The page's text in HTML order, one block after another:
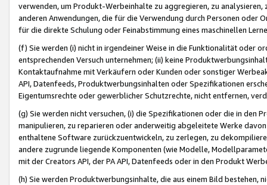
verwenden, um Produkt-Werbeinhalte zu aggregieren, zu
anderen Anwendungen, die für die Verwendung durch Personen
für die direkte Schulung oder Feinabstimmung eines maschinellen
(f) Sie werden (i) nicht in irgendeiner Weise in die Funktionalität oder
entsprechenden Versuch unternehmen; (ii) keine
Kontaktaufnahme mit Verkäufern oder Kunden oder sonstiger
API, Datenfeeds, Produktwerbungsinhalten oder Spezifikationen
Eigentumsrechte oder gewerblicher Schutzrechte, nicht entfernen,
(g) Sie werden nicht versuchen, (i) die Spezifikationen oder die in
manipulieren, zu reparieren oder anderweitig abgeleitete Werke
enthaltene Software zurückzuentwickeln, zu zerlegen, zu
andere zugrunde liegende Komponenten (wie Modelle,
mit der Creators API, der PA API, Datenfeeds oder in den Produkt
(h) Sie werden Produktwerbungsinhalte, die aus einem Bild bestehen,